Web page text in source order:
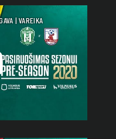
| VAREIKA